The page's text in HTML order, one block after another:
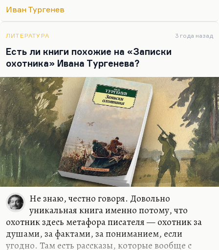
тобой выдуманная, человече, но и тебе не будет
таки носитель справедливости, а не зла. В…
Иван Тургенев
ЛИТЕРАТУРА 3 года назад
Есть ли книги похожие на «Записки
охотника» Ивана Тургенева?
Не знаю, честно говоря. Довольно
уникальная книга именно потому, что
охотник здесь метафора писателя — охотник за
душами, за фактами, за пониманием, если
угодно. Там есть рассказы, которые вообще с